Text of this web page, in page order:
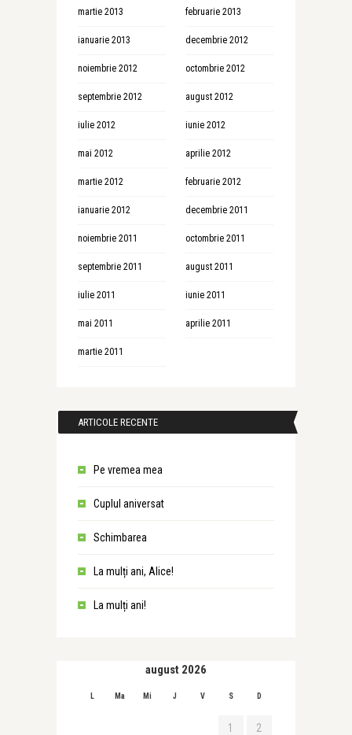
martie 2013 februarie 2013
ianuarie 2013 decembrie 2012
noiembrie 2012 octombrie 2012
septembrie 2012 august 2012
iulie 2012 iunie 2012
mai 2012 aprilie 2012
martie 2012 februarie 2012
ianuarie 2012 decembrie 2011
noiembrie 2011 octombrie 2011
septembrie 2011 august 2011
iulie 2011 iunie 2011
mai 2011 aprilie 2011
martie 2011
ARTICOLE RECENTE
Pe vremea mea
Cuplul aniversat
Schimbarea
La mulți ani, Alice!
La mulți ani!
august 2026
L Ma Mi J V S D
1 2